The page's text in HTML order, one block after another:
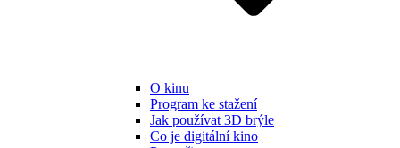
O kinu
Program ke stažení
Jak používat 3D brýle
Co je digitální kino